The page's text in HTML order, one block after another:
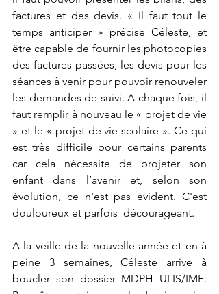
factures et des devis. « Il faut tout le
temps anticiper » précise Céleste, et
être capable de fournir les photocopies
des factures passées, les devis pour les
séances à venir pour pouvoir renouveler
les demandes de suivi. A chaque fois, il
faut remplir à nouveau le « projet de vie
» et le « projet de vie scolaire ». Ce qui
est très difficile pour certains parents
car cela nécessite de projeter son
enfant dans l’avenir et, selon son
évolution, ce n'est pas évident. C'est
douloureux et parfois  décourageant.
A la veille de la nouvelle année et en à
peine 3 semaines, Céleste arrive à
boucler son dossier MDPH ULIS/IME.